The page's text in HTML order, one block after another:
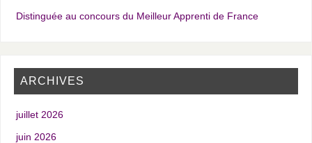
Distinguée au concours du Meilleur Apprenti de France
ARCHIVES
juillet 2026
juin 2026